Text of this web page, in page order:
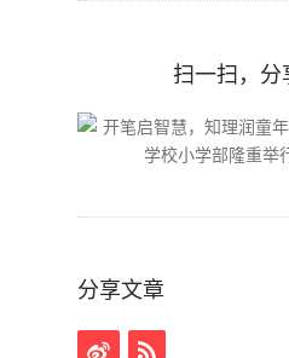
扫一扫，分
分享文章